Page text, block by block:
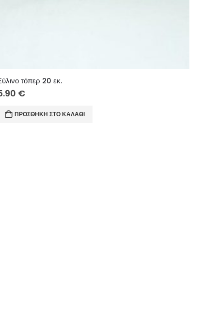
τόπερ 20 εκ.
€
ΠΡΟΣΘΉΚΗ ΣΤΟ ΚΑΛΆΘΙ